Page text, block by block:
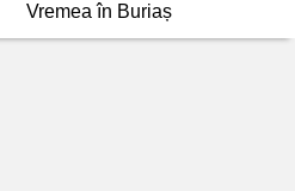
Vremea în Buriaș